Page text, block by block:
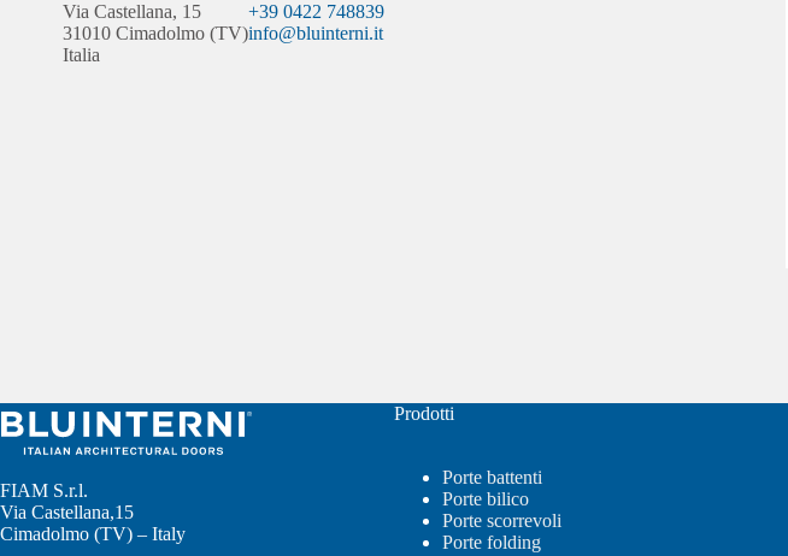
Via Castellana, 15
31010 Cimadolmo (TV)
Italia
+39 0422 748839
info@bluinterni.it
FIAM S.r.l.
Via Castellana,15
Cimadolmo (TV) – Italy
Prodotti
Porte battenti
Porte bilico
Porte scorrevoli
Porte folding